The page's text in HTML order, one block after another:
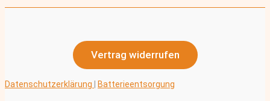
Vertrag widerrufen
Datenschutzerklärung Batterieentsorgung